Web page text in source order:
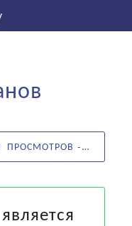
ПРОСМОТРОВ - 0